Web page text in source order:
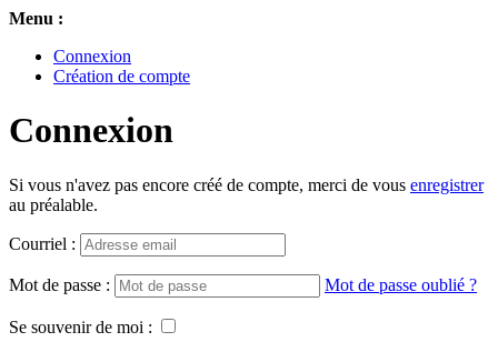
Menu :
Connexion
Création de compte
Connexion
Si vous n'avez pas encore créé de compte, merci de vous enregistrer
au préalable.
Courriel :
Mot de passe : Mot de passe oublié ?
Se souvenir de moi :